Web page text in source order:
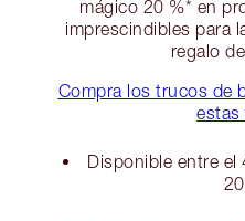
mágico 20 %* en
imprescindibles para
regalo
Compra los trucos de
estas
Disponible entre el